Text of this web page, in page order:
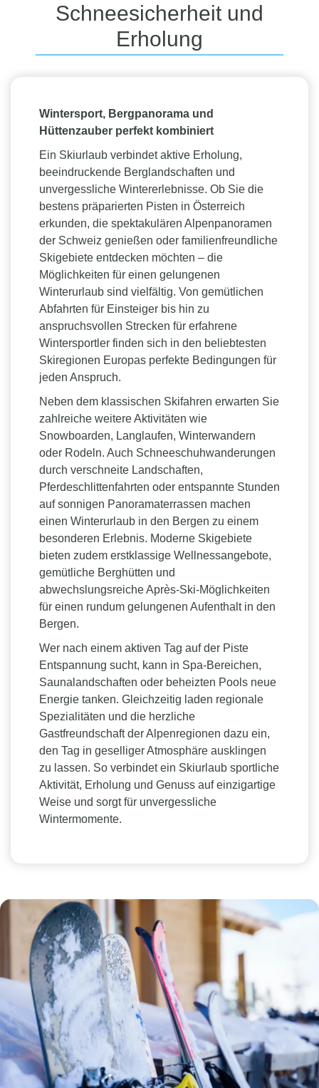
Schneesicherheit und
Erholung
Wintersport, Bergpanorama und
Hüttenzauber perfekt kombiniert
Ein Skiurlaub verbindet aktive Erholung,
beeindruckende Berglandschaften und
unvergessliche Wintererlebnisse. Ob Sie die
bestens präparierten Pisten in Österreich
erkunden, die spektakulären Alpenpanoramen
der Schweiz genießen oder familienfreundliche
Skigebiete entdecken möchten – die
Möglichkeiten für einen gelungenen
Winterurlaub sind vielfältig. Von gemütlichen
Abfahrten für Einsteiger bis hin zu
anspruchsvollen Strecken für erfahrene
Wintersportler finden sich in den beliebtesten
Skiregionen Europas perfekte Bedingungen für
jeden Anspruch.
Neben dem klassischen Skifahren erwarten Sie
zahlreiche weitere Aktivitäten wie
Snowboarden, Langlaufen, Winterwandern
oder Rodeln. Auch Schneeschuhwanderungen
durch verschneite Landschaften,
Pferdeschlittenfahrten oder entspannte Stunden
auf sonnigen Panoramaterrassen machen
einen Winterurlaub in den Bergen zu einem
besonderen Erlebnis. Moderne Skigebiete
bieten zudem erstklassige Wellnessangebote,
gemütliche Berghütten und
abwechslungsreiche Après-Ski-Möglichkeiten
für einen rundum gelungenen Aufenthalt in den
Bergen.
Wer nach einem aktiven Tag auf der Piste
Entspannung sucht, kann in Spa-Bereichen,
Saunalandschaften oder beheizten Pools neue
Energie tanken. Gleichzeitig laden regionale
Spezialitäten und die herzliche
Gastfreundschaft der Alpenregionen dazu ein,
den Tag in geselliger Atmosphäre ausklingen
zu lassen. So verbindet ein Skiurlaub sportliche
Aktivität, Erholung und Genuss auf einzigartige
Weise und sorgt für unvergessliche
Wintermomente.